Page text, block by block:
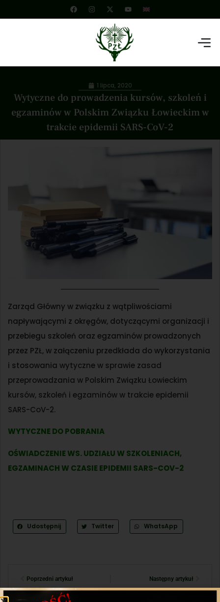
Wytyczne do prowadzenia kursów, szkoleń i
egzaminów w Polskim Związku Łowieckim w
trakcie epidemii SARS-CoV-2
1 lipca, 2020
Zarząd Główny w związku z wątpliwościami
napływającymi z okręgów, dotyczącymi organizacji i
przebiegu szkoleń oraz egzaminów prowadzonych
przez PZŁ, w załączeniu przedkłada do wykorzystania
i stosowania wytyczne w sprawie zasad
przeprowadzania w Polskim Związku Łowieckim
kursów, szkoleń i egzaminów w trakcie epidemii
SARS-CoV-2.
WYTYCZNE DO POBRANIA
OŚWIADCZENIE WS. UDZIAŁU W SZKOLENIACH,
EGZAMINACH W CZASIE EPIDEMII SARS-COV-2
Udostępnij Twitter WhatsApp
Poprzedni artykuł Następny artykuł